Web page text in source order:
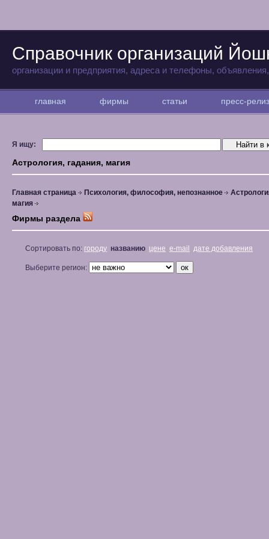
Справочник организаций
организации и предприятия, адреса и телефоны,
главная фирмы статьи пресс-
Я ищу:
Астрология, гадания, магия
Главная страница Психология, философия, непознанное
магия
Фирмы раздела
Сортировать по: городу названию цене e-mail дате добавления
Выберите регион: